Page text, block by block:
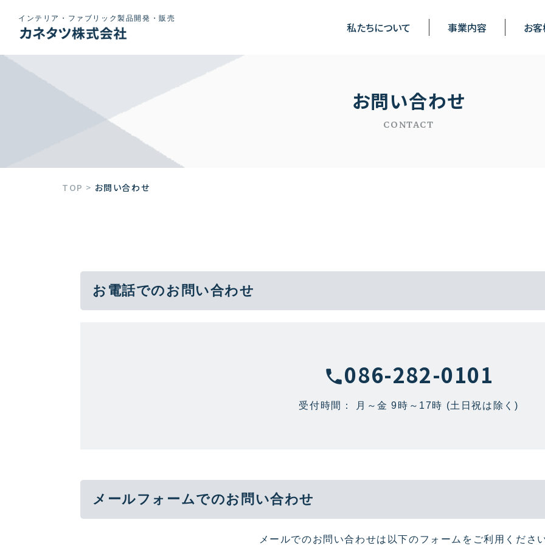
インテリア・ファブリック製品開発・販売
私たちについて 事業内容 お
お問い合わせ
CONTACT
TOP > お問い合わせ
お電話でのお問い合わせ
phone086-282-0101
受付時間： 月～金 9時～17時 (土日祝は除く)
メールフォームでのお問い合わせ
メールでのお問い合わせは以下のフォームをご利用くださ